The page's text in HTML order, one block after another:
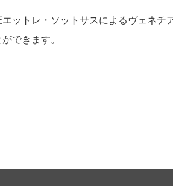
ットレ・ソットサスによるヴェネ
できます。